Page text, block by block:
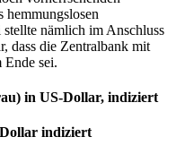
nämlich im Anschluss
dass die Zentralbank mit
Ende sei.
in US-Dollar, indiziert